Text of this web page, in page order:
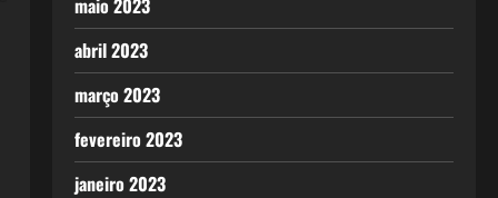
maio 2023
abril 2023
março 2023
fevereiro 2023
janeiro 2023